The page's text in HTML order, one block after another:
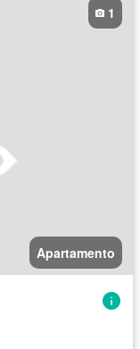
Apartamento
1